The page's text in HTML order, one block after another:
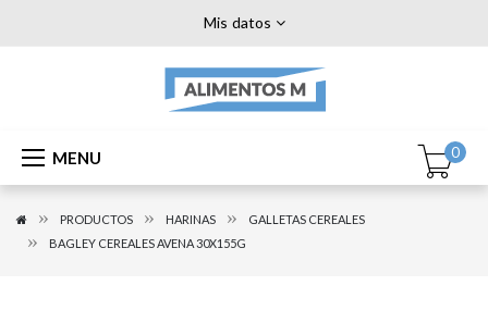
Mis datos
MENU 0
PRODUCTOS HARINAS
GALLETAS CEREALES
BAGLEY CEREALES AVENA 30X155G